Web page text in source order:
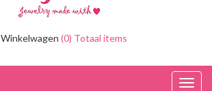
Winkelwagen (0) Totaal items